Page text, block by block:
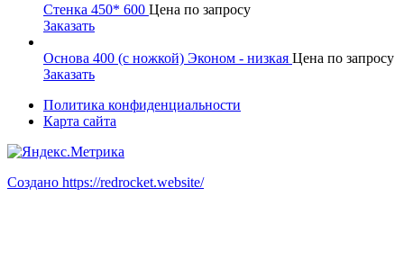
Стенка 450* 600 Цена по запросу
Заказать
Основа 400 (с ножкой) Эконом - низкая Цена по запросу
Заказать
Политика конфиденциальности
Карта сайта
Создано https://redrocket.website/